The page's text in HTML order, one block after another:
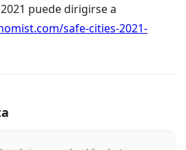
puede dirigirse a
safe-cities-2021-